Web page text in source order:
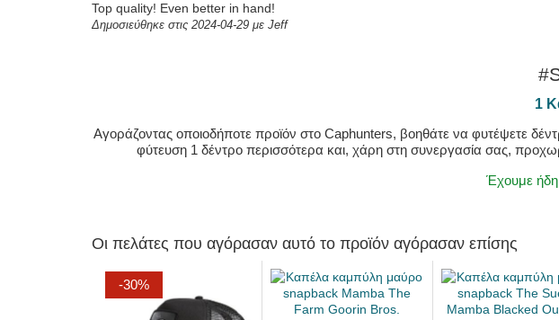
Top quality! Even better in hand!
Δημοσιεύθηκε στις 2024-04-29 με Jeff
1
Αγοράζοντας οποιοδήποτε προϊόν στο Caphunters, βοηθάτε να φυτέψετε
φύτευση 1 δέντρο περισσότερα και, χάρη στη συνεργασία σας,
Έχουμε ήδη
Οι πελάτες που αγόρασαν αυτό το προϊόν αγόρασαν επίσης
-30%